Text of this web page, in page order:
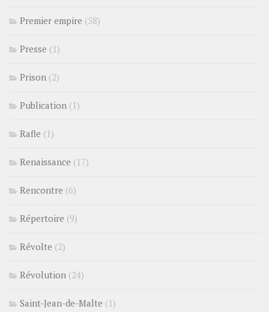
Premier empire (58)
Presse (1)
Prison (2)
Publication (1)
Rafle (1)
Renaissance (17)
Rencontre (6)
Répertoire (9)
Révolte (2)
Révolution (24)
Saint-Jean-de-Malte (1)